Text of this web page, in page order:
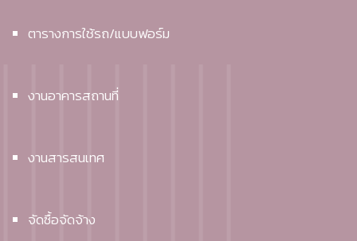
ตารางการใช้รถ/แบบฟอร์ม
งานอาคารสถานที่
งานสารสนเทศ
จัดซื้อจัดจ้าง